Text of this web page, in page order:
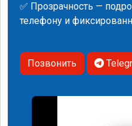
✅ Прозрачность —
телефону и
Позвонить